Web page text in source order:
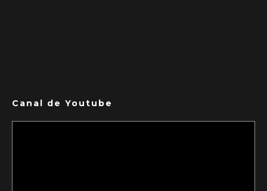
Canal de Youtube